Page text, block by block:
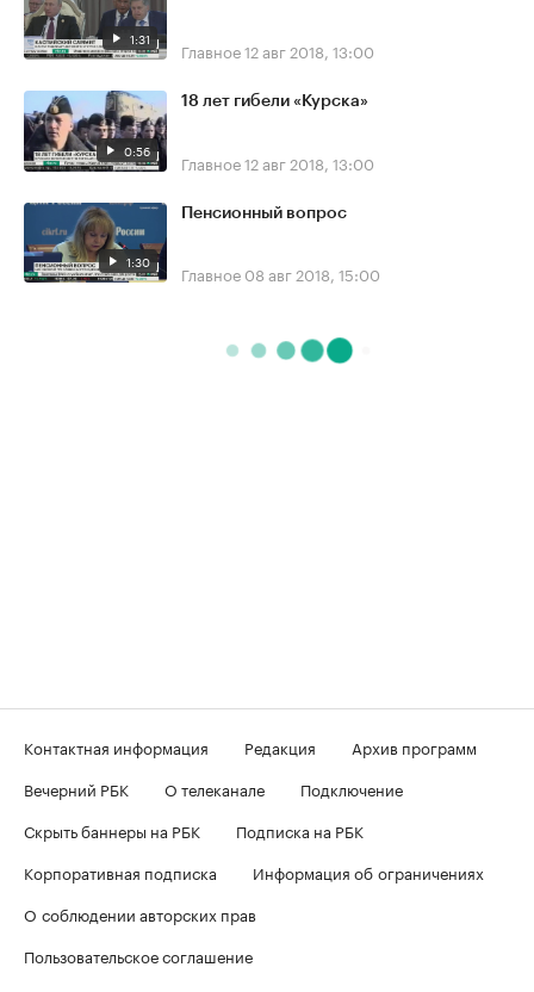
1:31 Главное12 авг 2018, 13:00
0:56
18 лет гибели «Курска»
Главное12 авг 2018, 13:00
1:30
Пенсионный вопрос
Главное 08 авг 2018, 15:00
Контактная информация Редакция
Архив программ
Вечерний РБК
О телеканале
Подключение
Скрыть баннеры на РБК
Подписка на РБК
Корпоративная подписка
Информация об ограничениях
О соблюдении авторских прав
Пользовательское соглашение